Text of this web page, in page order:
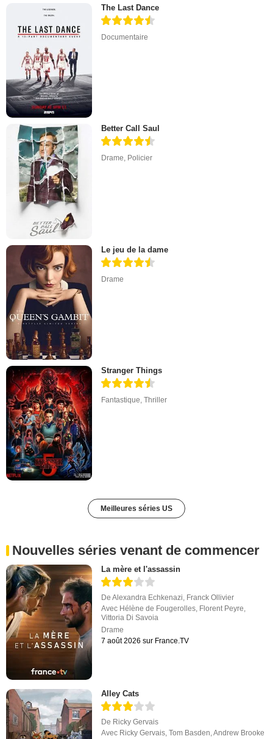
The Last Dance
Documentaire
Better Call Saul
Drame, Policier
Le jeu de la dame
Drame
Stranger Things
Fantastique,Thriller
Meilleures séries US
Nouvelles séries venant de commencer
La mère et l'assassin
DeAlexandra Echkenazi, Franck Ollivier
Avec Hélène de Fougerolles, Florent Peyre,
Vittoria Di Savoia
Drame
7 août 2026 sur France.TV
Alley Cats
De Ricky Gervais
Avec Ricky Gervais ,Tom Basden ,Andrew Brooke